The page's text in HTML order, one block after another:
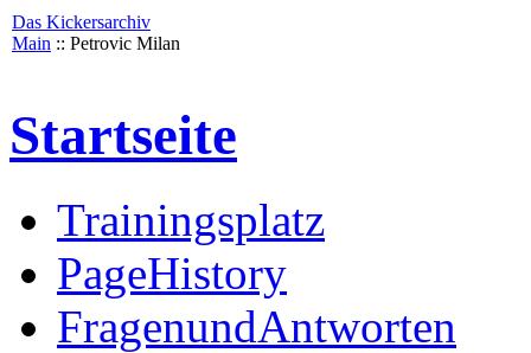
Das Kickersarchiv
Main :: Petrovic Milan
Startseite
Trainingsplatz
PageHistory
FragenundAntworten